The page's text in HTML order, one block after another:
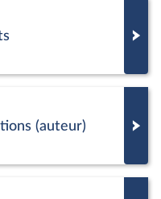
(auteur)